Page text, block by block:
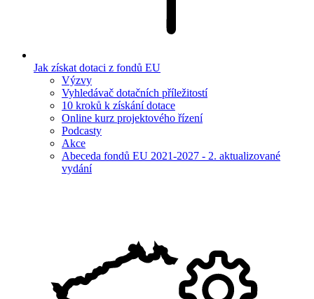
Jak získat dotaci z fondů EU
Výzvy
Vyhledávač dotačních příležitostí
10 kroků k získání dotace
Online kurz projektového řízení
Podcasty
Akce
Abeceda fondů EU 2021-2027 - 2. aktualizované
vydání